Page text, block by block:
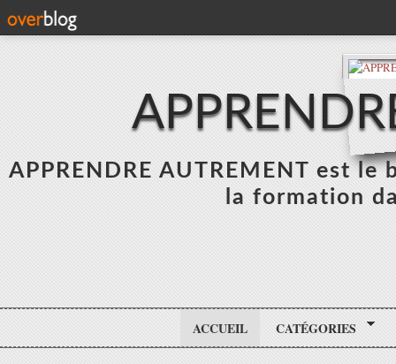
APPRENDRE AUTREMENT est
la formation
ACCUEIL CATÉGORIES